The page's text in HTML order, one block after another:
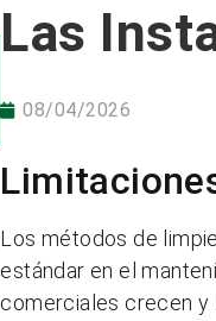
Las
08/04/2026
Los métodos de
estándar en el
comerciales crecen y